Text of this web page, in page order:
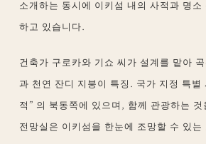
소개하는 동시에 이키섬 내의 사적과 명소
하고 있습니다.
건축가 구로카와 기쇼 씨가 설계를 맡아
과 천연 잔디 지붕이 특징. 국가 지정 특별
적” 의 북동쪽에 있으며, 함께 관광하는
전망실은 이키섬을 한눈에 조망할 수 있